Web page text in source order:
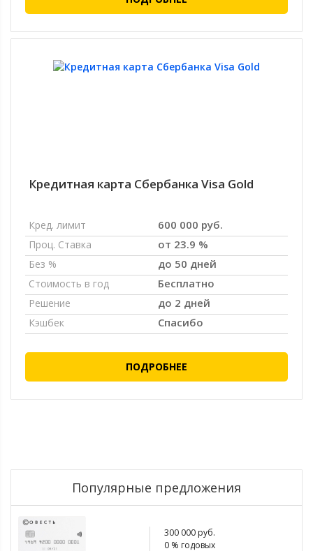
Кредитная карта Сбербанка Visa Gold
Кред. лимит 600 000 руб.
Проц. Ставка от 23.9 %
Без % до 50 дней
Стоимость в год Бесплатно
Решение до 2 дней
Кэшбек Спасибо
ПОДРОБНЕЕ
Популярные предложения
300 000 руб.
0 % годовых